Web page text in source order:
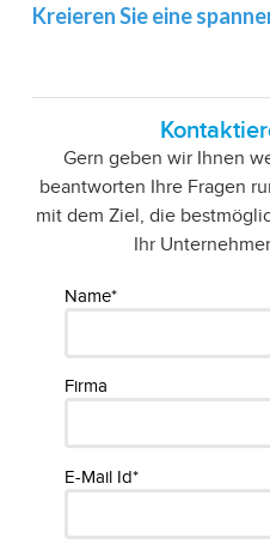
Kreieren Sie eine
Gern geben wir Ihnen
beantworten Ihre Fragen
mit dem Ziel, die
Ihr
Name*
Firma
E-Mail Id*